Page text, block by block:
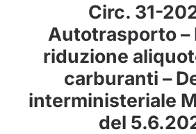
CIRCOLARI
UNISCITI A NOI
CONVENZIONI
ASSOCIAZIONI TERRITORIALI
Circ. 31-
Autotrasporto –
riduzione
carburanti –
interministeriale
del